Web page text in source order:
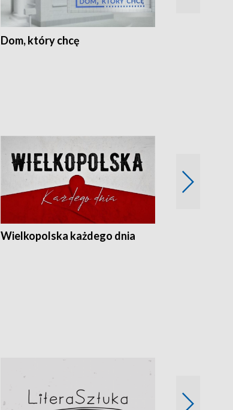
Dom, który chcę
Wielkopolska każdego dnia